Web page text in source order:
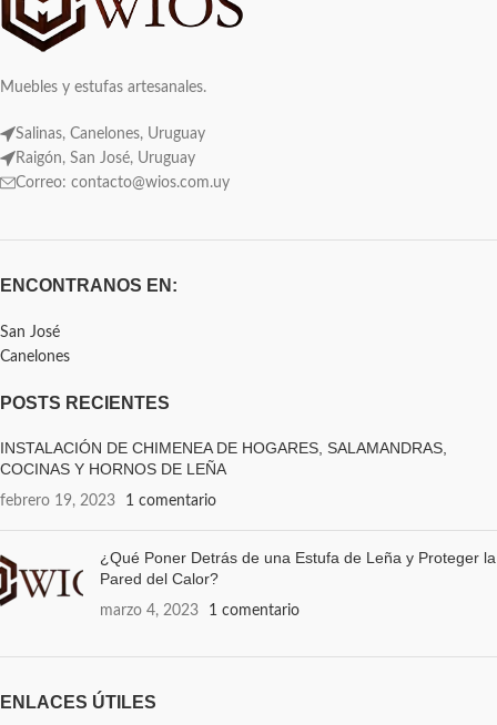
Muebles y estufas artesanales.
Salinas, Canelones, Uruguay
Raigón, San José, Uruguay
Correo: contacto@wios.com.uy
ENCONTRANOS EN:
San José
Canelones
POSTS RECIENTES
INSTALACIÓN DE CHIMENEA DE HOGARES, SALAMANDRAS,
COCINAS Y HORNOS DE LEÑA
febrero 19, 2023 1 comentario
¿Qué Poner Detrás de una Estufa de Leña y Proteger la
Pared del Calor?
marzo 4, 2023 1 comentario
ENLACES ÚTILES